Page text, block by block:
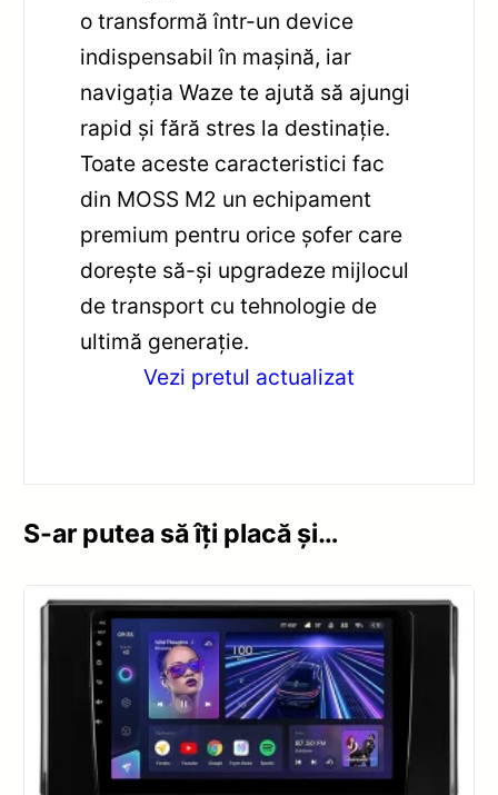
o transformă într-un device
indispensabil în mașină, iar
navigația Waze te ajută să ajungi
rapid și fără stres la destinație.
Toate aceste caracteristici fac
din MOSS M2 un echipament
premium pentru orice șofer care
dorește să-și upgradeze mijlocul
de transport cu tehnologie de
ultimă generație.
Vezi pretul actualizat
S-ar putea să îți placă și…